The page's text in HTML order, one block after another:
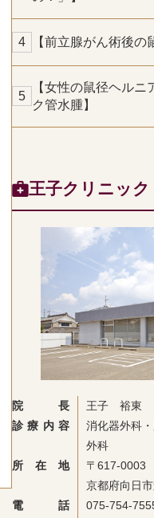
【前立腺がん術後の
【女性の鼠径ヘルニ
ク管水腫】
王子クリニック
院長
王子 裕東
診療内容
消化器外科
外科
所在地
〒617-0003
京都府向日
電話
075-754-